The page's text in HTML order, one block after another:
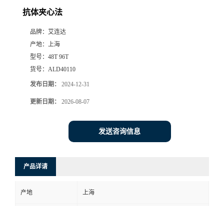
抗体夹心法
品牌： 艾连达
产地： 上海
型号： 48T 96T
货号： ALD40110
发布日期： 2024-12-31
更新日期： 2026-08-07
发送咨询信息
产品详请
产地 上海